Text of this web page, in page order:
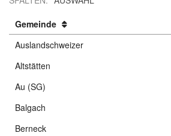
Statistik
Downloads
Gemeinde
Auslandschweizer
Altstätten
Au (SG)
Balgach
Berneck